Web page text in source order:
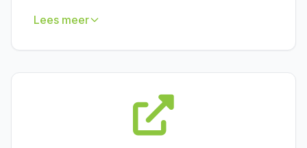
Lees meer